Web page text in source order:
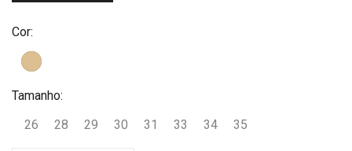
Cor:
Tamanho:
26
28 29 30 31 33 34 35